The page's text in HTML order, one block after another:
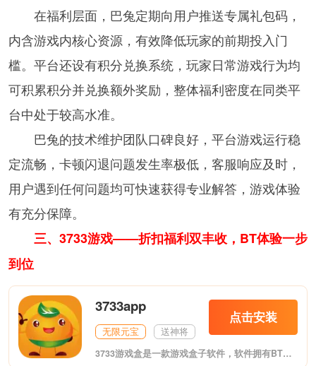
在福利层面，巴兔定期向用户推送专属礼包码，
内含游戏内核心资源，有效降低玩家的前期投入门
槛。平台还设有积分兑换系统，玩家日常游戏行为均
可积累积分并兑换额外奖励，整体福利密度在同类平
台中处于较高水准。
巴兔的技术维护团队口碑良好，平台游戏运行稳
定流畅，卡顿闪退问题发生率极低，客服响应及时，
用户遇到任何问题均可快速获得专业解答，游戏体验
有充分保障。
三、3733游戏——折扣福利双丰收，BT体验一步
到位
3733app
无限元宝 送神将
点击安装
3733游戏盒是一款游戏盒子软件，软件拥有BT版手游、破解版手机游戏、满vip手机游戏等诸多游戏资源，可以帮助玩家更轻松激情玩转游戏，喜欢的朋友欢迎前来下载。